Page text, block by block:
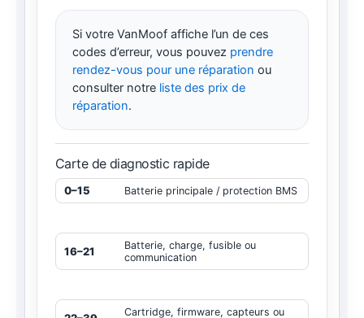
Si votre VanMoof affiche l’un de ces
codes d’erreur, vous pouvez prendre
rendez-vous pour une réparation ou
consulter notre liste des prix de
réparation.
Carte de diagnostic rapide
0–15 Batterie principale / protection BMS
16–21
Batterie, charge, fusible ou
communication
Cartridge, firmware, capteurs ou